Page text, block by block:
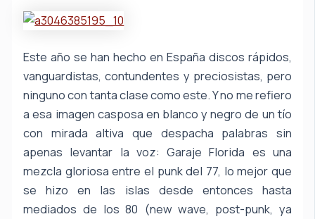
Este año se han hecho en España discos rápidos,
vanguardistas, contundentes y preciosistas, pero
ninguno con tanta clase como este. Y no me refiero
a esa imagen casposa en blanco y negro de un tío
con mirada altiva que despacha palabras sin
apenas levantar la voz: Garaje Florida es una
mezcla gloriosa entre el punk del 77, lo mejor que
se hizo en las islas desde entonces hasta
mediados de los 80 (new wave, post-punk, ya